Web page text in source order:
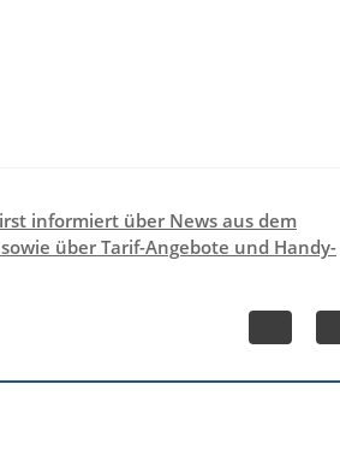
informiert über News aus dem
über Tarif-Angebote und Handy-